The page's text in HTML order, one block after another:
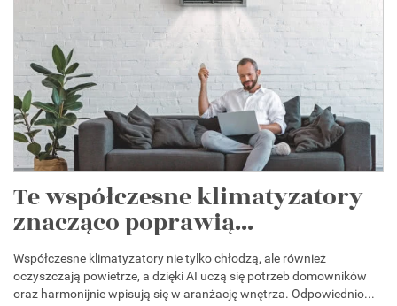
Te współczesne klimatyzatory
znacząco poprawią...
Współczesne klimatyzatory nie tylko chłodzą, ale również
oczyszczają powietrze, a dzięki AI uczą się potrzeb domowników
oraz harmonijnie wpisują się w aranżację wnętrza. Odpowiednio...